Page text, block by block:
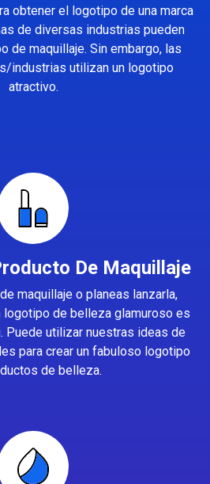
obtener el logotipo de una marca
de diversas industrias pueden
de maquillaje. Sin embargo, las
industrias utilizan un logotipo
atractivo.
De Maquillaje
maquillaje o planeas lanzarla,
logotipo de belleza glamuroso es
Puede utilizar nuestras ideas de
para crear un fabuloso logotipo
de belleza.